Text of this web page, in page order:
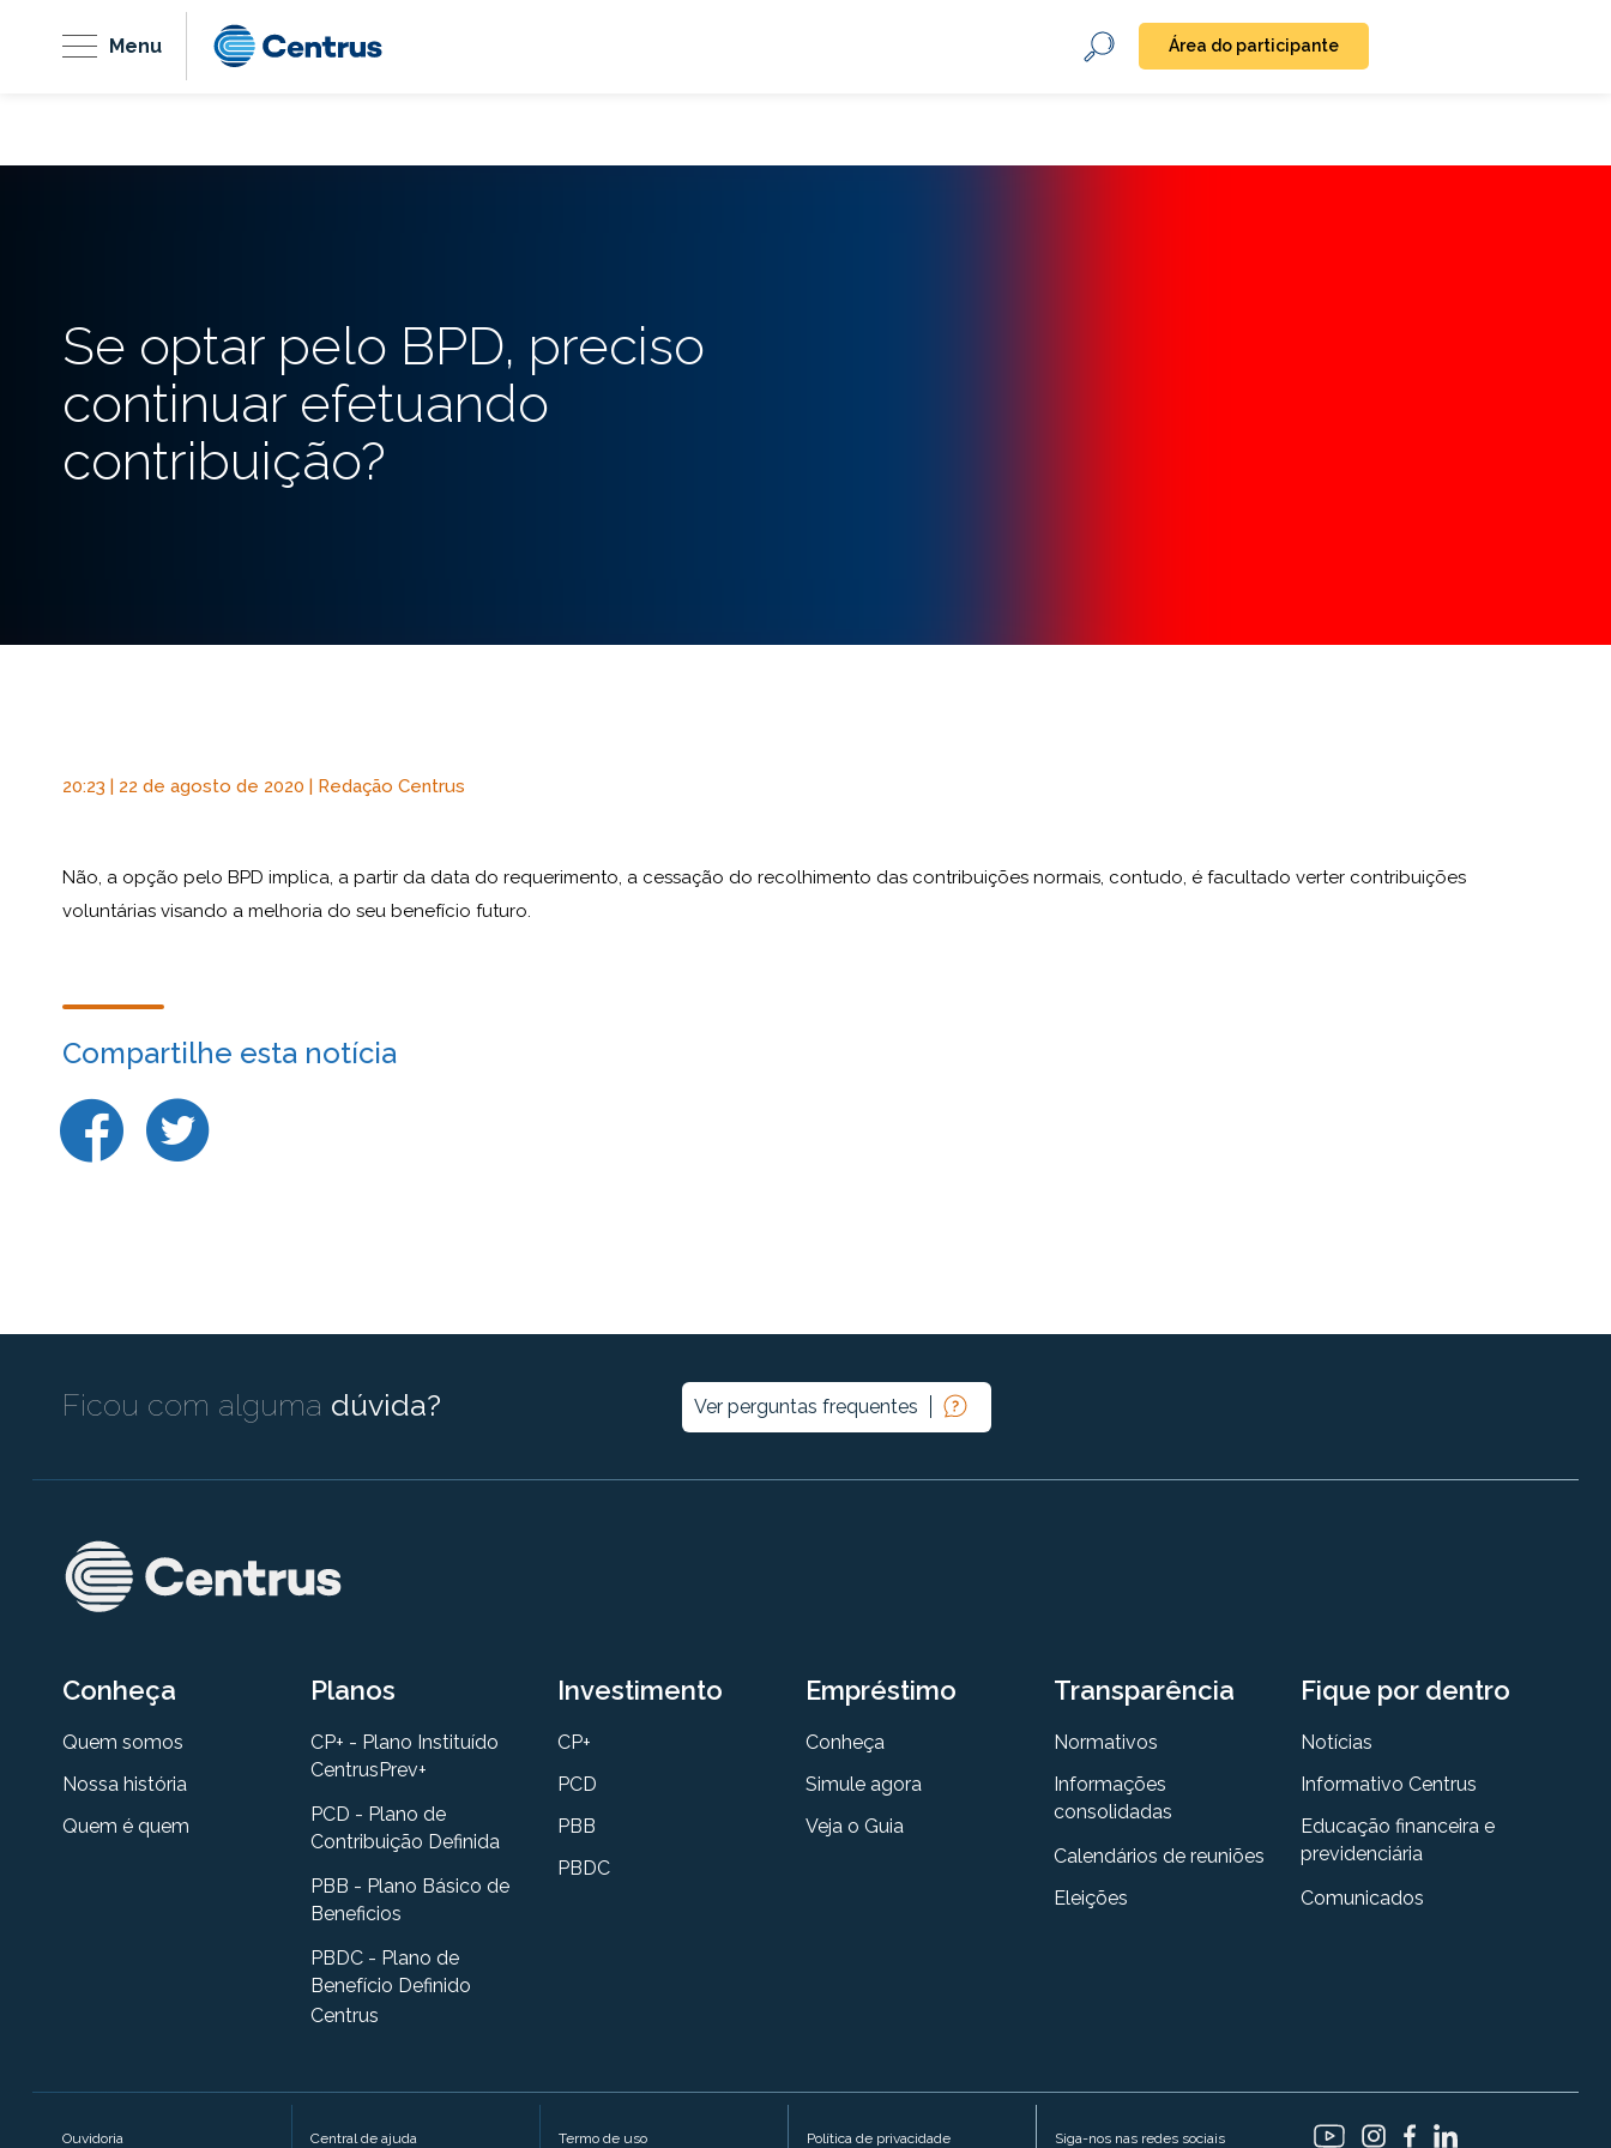
Menu Área do participante
Se optar pelo BPD, preciso
continuar efetuando
contribuição?
20:23 | 22 de agosto de 2020 | Redação Centrus
Não, a opção pelo BPD implica, a partir da data do requerimento, a cessação do recolhimento das contribuições normais, contudo, é facultado verter contribuições
voluntárias visando a melhoria do seu benefício futuro.
Compartilhe esta notícia
Ficou com alguma dúvida? Ver perguntas frequentes
Conheça
Quem somos
Nossa história
Quem é quem
Planos
CP+ - Plano Instituído
CentrusPrev+
PCD - Plano de
Contribuição Definida
PBB - Plano Básico de
Beneficios
PBDC - Plano de
Benefício Definido
Centrus
Investimento
CP+
PCD
PBB
PBDC
Empréstimo
Conheça
Simule agora
Veja o Guia
Transparência
Normativos
Informações
consolidadas
Calendários de reuniões
Eleições
Fique por dentro
Notícias
Informativo Centrus
Educação financeira e
previdenciária
Comunicados
Ouvidoria Central de ajuda Termo de uso Política de privacidade Siga-nos nas redes sociais